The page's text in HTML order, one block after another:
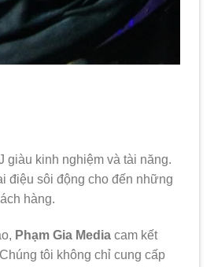
kinh nghiệm và tài năng.
điệu sôi động cho đến những
hàng.
Phạm Gia Media cam kết
tôi không chỉ cung cấp